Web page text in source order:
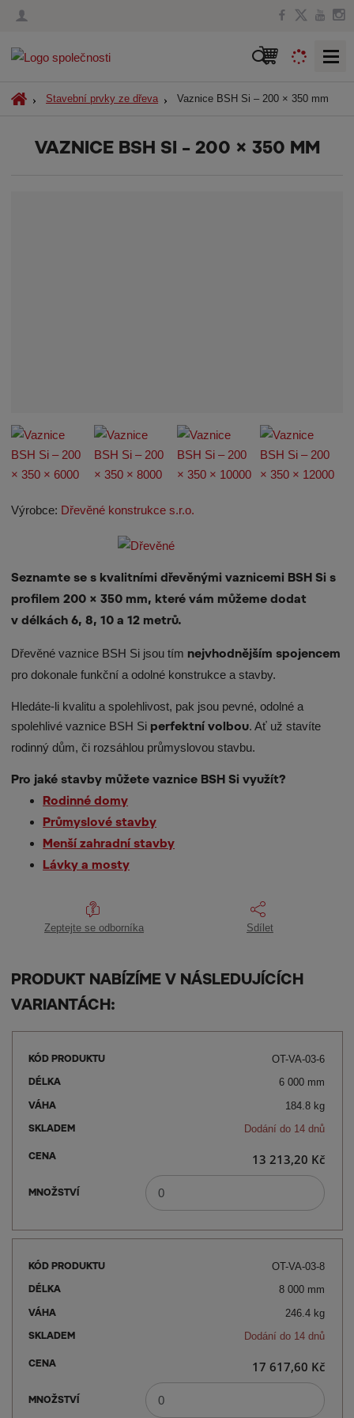
V
h
d
Ú
Stavební prvky ze dřeva Vaznice BSH Si – 200 × 350 mm
VAZNICE BSH SI – 200 × 350 MM
Výrobce: Dřevěné konstrukce s.r.o.
Seznamte se s kvalitními dřevěnými vaznicemi BSH Si s
profilem 200 × 350 mm, které vám můžeme dodat
v délkách 6, 8, 10 a 12 metrů.
Dřevěné vaznice BSH Si jsou tím nejvhodnějším spojencem
pro dokonale funkční a odolné konstrukce a stavby.
Hledáte-li kvalitu a spolehlivost, pak jsou pevné, odolné a
spolehlivé vaznice BSH Si perfektní volbou. Ať už stavíte
rodinný dům, či rozsáhlou průmyslovou stavbu.
Pro jaké stavby můžete vaznice BSH Si využít?
Rodinné domy
Průmyslové stavby
Menší zahradní stavby
Lávky a mosty
Zeptejte se odborníka Sdílet
PRODUKT NABÍZÍME V NÁSLEDUJÍCÍCH
VARIANTÁCH:
OT-VA-03-6
6 000 mm
184.8 kg
Dodání do 14 dnů
13 213,20 Kč
OT-VA-03-8
8 000 mm
246.4 kg
Dodání do 14 dnů
17 617,60 Kč